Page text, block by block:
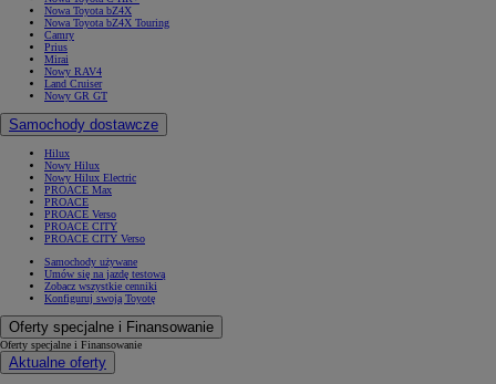
Nowa Toyota bZ4X
Nowa Toyota bZ4X Touring
Camry
Prius
Mirai
Nowy RAV4
Land Cruiser
Nowy GR GT
Samochody dostawcze
Hilux
Nowy Hilux
Nowy Hilux Electric
PROACE Max
PROACE
PROACE Verso
PROACE CITY
PROACE CITY Verso
Samochody używane
Umów się na jazdę testową
Zobacz wszystkie cenniki
Konfiguruj swoją Toyotę
Oferty specjalne i Finansowanie
Oferty specjalne i Finansowanie
Aktualne oferty